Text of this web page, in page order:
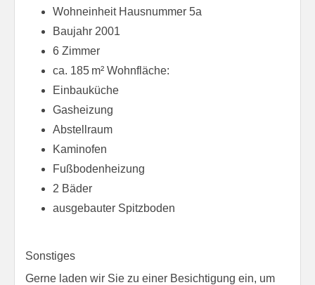
Wohneinheit Hausnummer 5a
Baujahr 2001
6 Zimmer
ca. 185 m² Wohnfläche:
Einbauküche
Gasheizung
Abstellraum
Kaminofen
Fußbodenheizung
2 Bäder
ausgebauter Spitzboden
Sonstiges
Gerne laden wir Sie zu einer Besichtigung ein, um